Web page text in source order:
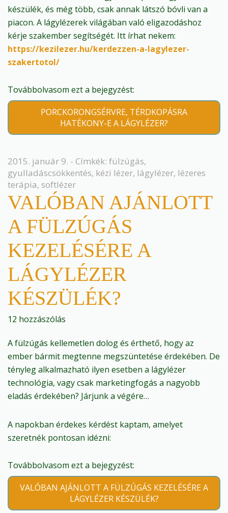
készülék, és még több, csak annak látszó bóvli van a
piacon. A lágylézerek világában való eligazodáshoz
kérje szakember segítségét. Itt írhat nekem:
https://kezilezer.hu/kerdezzen-a-lagylezer-
szakertotol/
Továbbolvasom ezt a bejegyzést:
PORCKORONGSÉRVRE, TÉRDKOPÁSRA
HATÉKONY-E A LÁGYLÉZER?
2015. január 9. - Címkék: fülzúgás,
gyulladáscsökkentés, kézi lézer, lágylézer, lézeres
terápia, softlézer
VALÓBAN AJÁNLOTT
A FÜLZÚGÁS
KEZELÉSÉRE A
LÁGYLÉZER
KÉSZÜLÉK?
12 hozzászólás
A fülzúgás kellemetlen dolog és érthető, hogy az
ember bármit megtenne megszüntetése érdekében. De
tényleg alkalmazható ilyen esetben a lágylézer
technológia, vagy csak marketingfogás a nagyobb
eladás érdekében? Járjunk a végére…
A napokban érdekes kérdést kaptam, amelyet
szeretnék pontosan idézni:
Továbbolvasom ezt a bejegyzést:
VALÓBAN AJÁNLOTT A FÜLZÚGÁS KEZELÉSÉRE A
LÁGYLÉZER KÉSZÜLÉK?